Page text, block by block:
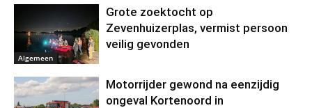
Algemeen
Grote zoektocht op
Zevenhuizerplas, vermist persoon
veilig gevonden
Motorrijder gewond na eenzijdig
ongeval Kortenoord in